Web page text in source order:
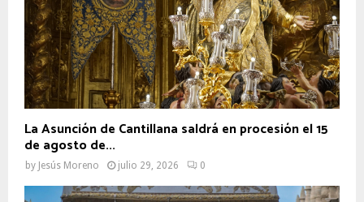
La Asunción de Cantillana saldrá en procesión el 15
de agosto de...
by Jesús Moreno julio 29, 2026 0